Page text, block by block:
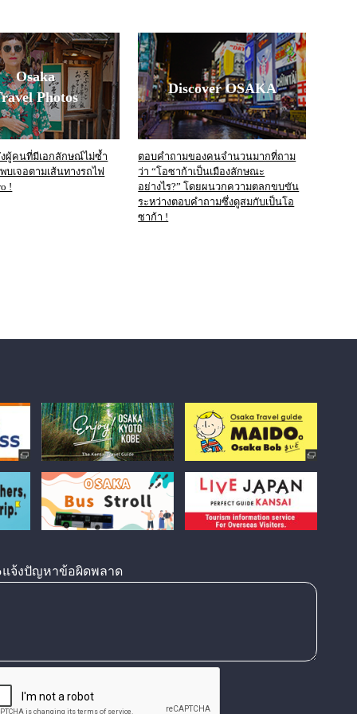
Osaka
Photos
ผู้คนที่มีเอกลักษณ์ไม่ซ้ำ
บเจอตามเส้นทางรถไฟ
!
Discover OSAKA
ตอบคำถามของคนจำนวนมากที่ถาม
ว่า “โอซาก้าเป็นเมืองลักษณะ
อย่างไร?” โดยผนวกความตลกขบขัน
ระหว่างตอบคำถามซึ่งดูสมกับเป็นโอ
ซาก้า !
แจ้งปัญหาข้อผิดพลาด